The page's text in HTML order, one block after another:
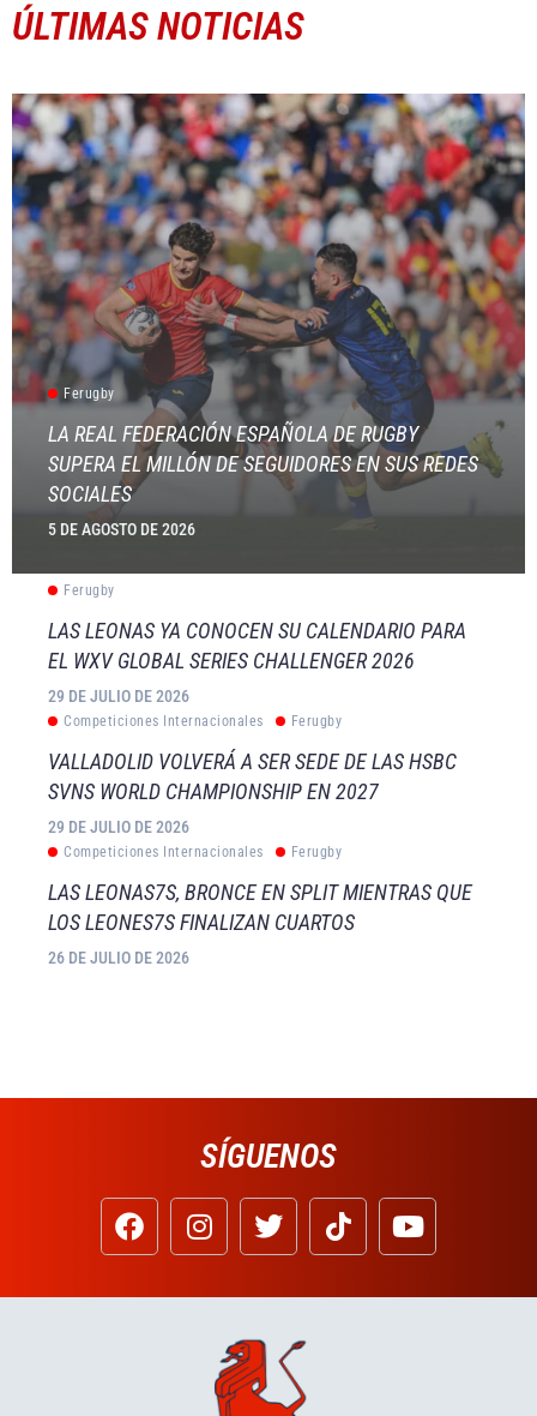
ÚLTIMAS NOTICIAS
Ferugby
LA REAL FEDERACIÓN ESPAÑOLA DE RUGBY
SUPERA EL MILLÓN DE SEGUIDORES EN SUS REDES
SOCIALES
5 DE AGOSTO DE 2026
Ferugby
LAS LEONAS YA CONOCEN SU CALENDARIO PARA
EL WXV GLOBAL SERIES CHALLENGER 2026
29 DE JULIO DE 2026
Competiciones Internacionales Ferugby
VALLADOLID VOLVERÁ A SER SEDE DE LAS HSBC
SVNS WORLD CHAMPIONSHIP EN 2027
29 DE JULIO DE 2026
Competiciones Internacionales Ferugby
LAS LEONAS7S, BRONCE EN SPLIT MIENTRAS QUE
LOS LEONES7S FINALIZAN CUARTOS
26 DE JULIO DE 2026
SÍGUENOS